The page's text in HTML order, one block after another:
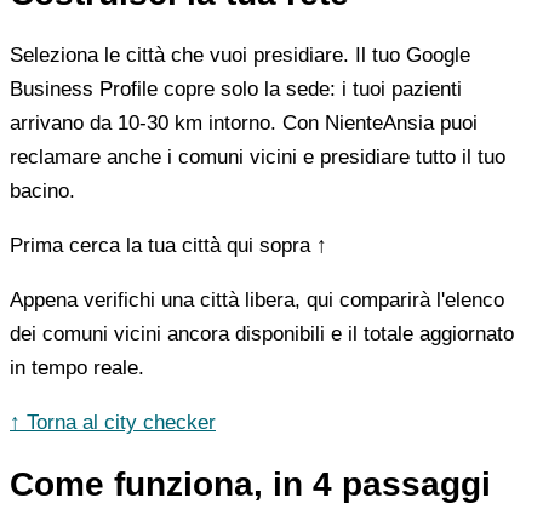
Seleziona le città che vuoi presidiare. Il tuo Google
Business Profile copre solo la sede: i tuoi pazienti
arrivano da 10-30 km intorno. Con NienteAnsia puoi
reclamare anche i comuni vicini e presidiare tutto il tuo
bacino.
Prima cerca la tua città qui sopra ↑
Appena verifichi una città libera, qui comparirà l'elenco
dei comuni vicini ancora disponibili e il totale aggiornato
in tempo reale.
↑ Torna al city checker
Come funziona, in 4 passaggi